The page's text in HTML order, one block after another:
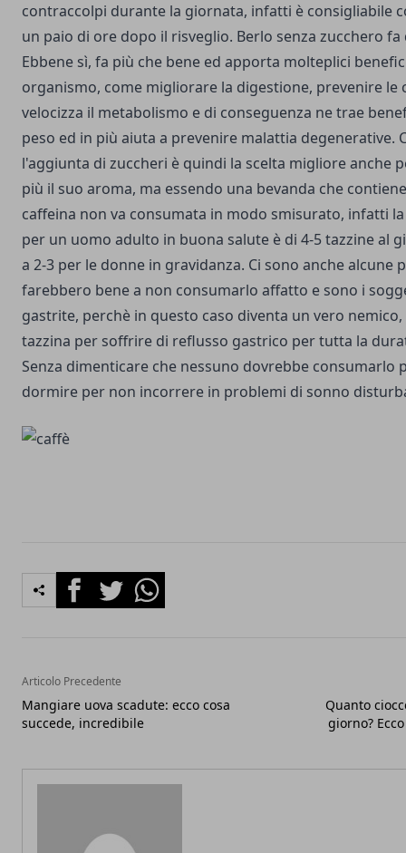
contraccolpi durante la giornata, infatti è consigliabile
un paio di ore dopo il risveglio. Berlo senza zucchero fa
Ebbene sì, fa più che bene ed apporta molteplici
organismo, come migliorare la digestione, prevenire le
velocizza il metabolismo e di conseguenza ne trae
peso ed in più aiuta a prevenire malattia degenerative.
l'aggiunta di zuccheri è quindi la scelta migliore anche
più il suo aroma, ma essendo una bevanda che
caffeina non va consumata in modo smisurato, infatti
per un uomo adulto in buona salute è di 4-5 tazzine al
a 2-3 per le donne in gravidanza. Ci sono anche alcune
farebbero bene a non consumarlo affatto e sono i
gastrite, perchè in questo caso diventa un vero
tazzina per soffrire di reflusso gastrico per tutta la
Senza dimenticare che nessuno dovrebbe consumarlo
dormire per non incorrere in problemi di sonno
FacebookTwitterWhatsapp
Articolo Precedente
Mangiare uova scadute: ecco cosa
succede, incredibile
Quanto
giorno?